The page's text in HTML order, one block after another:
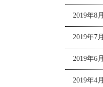
2019年8月
2019年7月
2019年6月
2019年4月